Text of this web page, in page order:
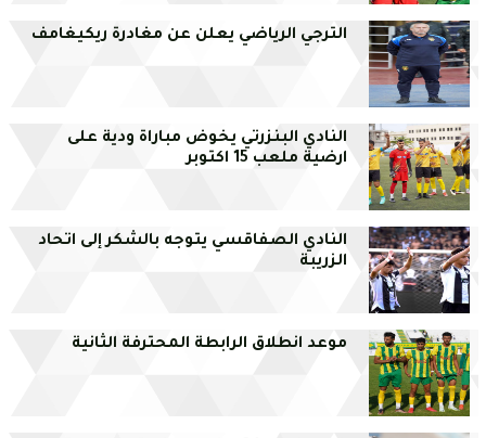
الترجي الرياضي يعلن عن مغادرة ريكيغامف
النادي البنزرتي يخوض مباراة ودية على
ارضية ملعب 15 اكتوبر
النادي الصفاقسي يتوجه بالشكر إلى اتحاد
الزريبة
موعد انطلاق الرابطة المحترفة الثانية